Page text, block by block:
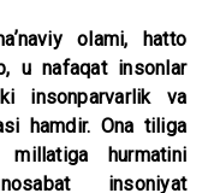
olami, hatto
u nafaqat insonlar
insonparvarlik va
hamdir. Ona tiliga
hurmatini
insoniyat